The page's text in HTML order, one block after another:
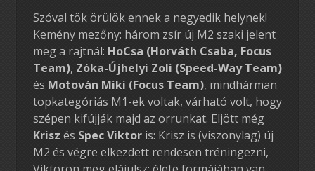
Szóval tök örülök ennek a negyedik helynek!
Kemény mezőny: három zsír új M2 szaki jelent
meg a rajtnál: HoCsa (Horváth Csaba, Focus
Team), Zóka-Újhelyi Zoli (Speed-Way Team)
és Motován Miki (Focus Team), mindhárman
topkategóriás M1-ek voltak, várható volt, hogy
szépen kifújják majd az orrunkat. Eljött még
Krisz és Spec Viktoris: Krisz is (viszonylag) új
M2 és végre elkezdett rendesen tréningezni,